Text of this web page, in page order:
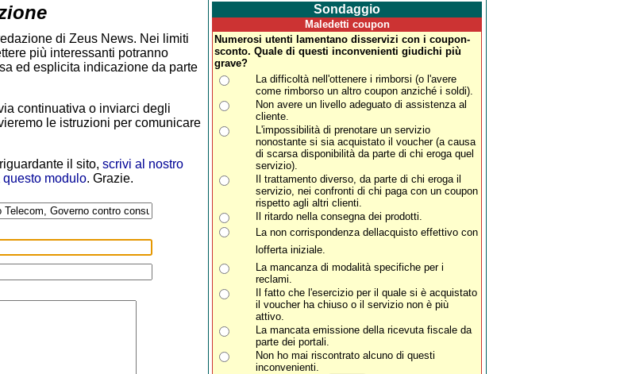
di Zeus News. Nei limiti
più interessanti potranno
ed esplicita indicazione da parte
continuativa o inviarci degli
le istruzioni per comunicare
il sito, scrivi al nostro
modulo. Grazie.
Sondaggio
Maledetti coupon
Numerosi utenti lamentano disservizi con i coupon-
sconto. Quale di questi inconvenienti giudichi più
grave?
La difficoltà nell'ottenere i rimborsi (o l'avere
come rimborso un altro coupon anziché i soldi).
Non avere un livello adeguato di assistenza al
cliente.
L'impossibilità di prenotare un servizio
nonostante si sia acquistato il voucher (a causa
di scarsa disponibilità da parte di chi eroga quel
servizio).
Il trattamento diverso, da parte di chi eroga il
servizio, nei confronti di chi paga con un coupon
rispetto agli altri clienti.
Il ritardo nella consegna dei prodotti.
La non corrispondenza dellacquisto effettivo con
lofferta iniziale.
La mancanza di modalità specifiche per i
reclami.
Il fatto che l'esercizio per il quale si è acquistato
il voucher ha chiuso o il servizio non è più
attivo.
La mancata emissione della ricevuta fiscale da
parte dei portali.
Non ho mai riscontrato alcuno di questi
inconvenienti.